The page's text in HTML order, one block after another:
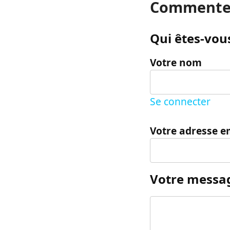
Qui êtes-
Votre nom
Se connecter
Votre adresse
Votre